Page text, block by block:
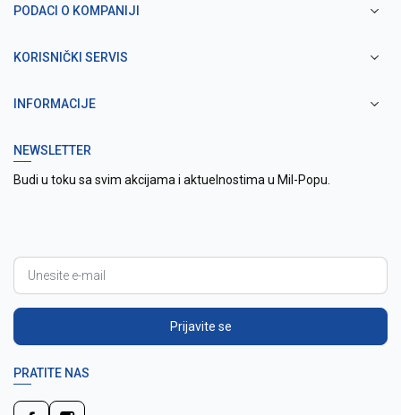
PODACI O KOMPANIJI
KORISNIČKI SERVIS
INFORMACIJE
NEWSLETTER
Budi u toku sa svim akcijama i aktuelnostima u Mil-Popu.
Prijavite se
PRATITE NAS